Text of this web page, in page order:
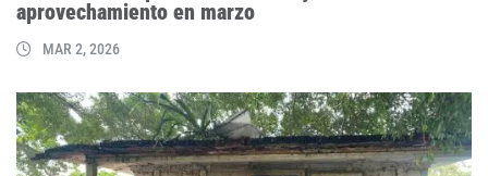
aprovechamiento en marzo
MAR 2, 2026